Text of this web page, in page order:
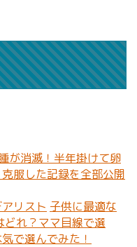
が消滅！半年掛けて卵
服した記録を全部公開
子供に最適な
れ？ママ目線で選
で選んでみた！